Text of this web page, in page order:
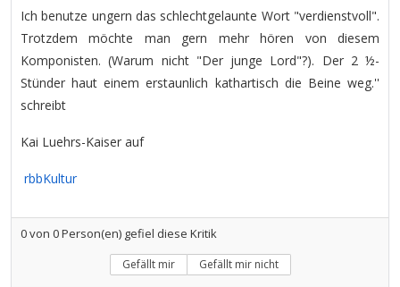
Ich benutze ungern das schlechtgelaunte Wort "verdienstvoll".
Trotzdem möchte man gern mehr hören von diesem
Komponisten. (Warum nicht "Der junge Lord"?). Der 2 ½-
Stünder haut einem erstaunlich kathartisch die Beine weg.''
schreibt
Kai Luehrs-Kaiser auf
rbbKultur
0von 0Person(en) gefiel diese Kritik
Gefällt mir Gefällt mir nicht